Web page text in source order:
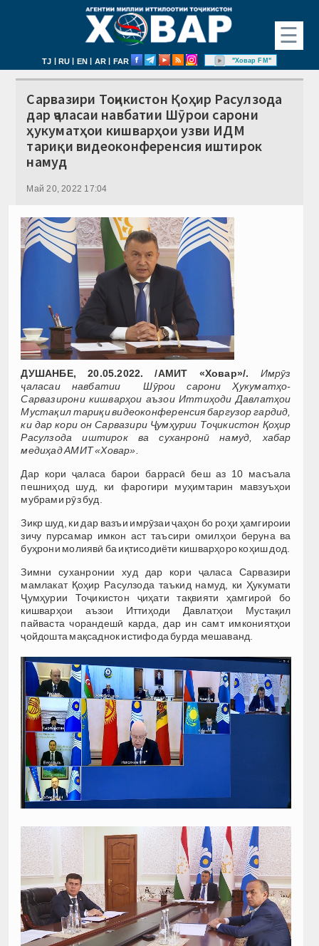
☰
TJ | RU | EN | AR | FAR "Ховар FM"
Сарвазири Тоҷикистон Қоҳир Расулзода
дар ҷаласаи навбатии Шӯрои сарони
ҳукуматҳои кишварҳои узви ИДМ
тариқи видеоконференсия иштирок
намуд
Май 20, 2022 17:04
ДУШАНБЕ, 20.05.2022. /АМИТ «Ховар»/.
Имрӯз
ҷаласаи навбатии Шӯрои сарони Ҳукуматҳо-
Сарвазирони кишварҳои аъзои Иттиҳоди Давлатҳои
Мустақил тариқи видеоконференсия баргузор гардид,
ки дар кори он Сарвазири Ҷумҳурии Тоҷикистон Қоҳир
Расулзода иштирок ва суханронӣ намуд, хабар
медиҳад АМИТ «Ховар».
Дар кори ҷаласа барои баррасӣ беш аз 10 масъала
пешниҳод шуд, ки фарогири муҳимтарин мавзуъҳои
мубрами рӯз буд.
Зикр шуд, ки дар вазъи имрӯзаи ҷаҳон бо роҳи ҳамгироии
зичу пурсамар имкон аст таъсири омилҳои беруна ва
буҳрони молиявӣ ба иқтисодиёти кишварҳоро коҳиш дод.
Зимни суханронии худ дар кори ҷаласа Сарвазири
мамлакат Қоҳир Расулзода таъкид намуд, ки Ҳукумати
Ҷумҳурии Тоҷикистон ҷиҳати тақвияти ҳамгироӣ бо
кишварҳои аъзои Иттиҳоди Давлатҳои Мустақил
пайваста чорандешӣ карда, дар ин самт имкониятҳои
ҷойдошта мақсаднок истифода бурда мешаванд.